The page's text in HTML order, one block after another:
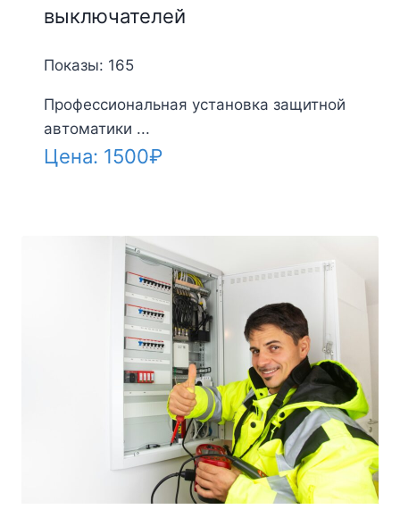
выключателей
Показы: 165
Профессиональная установка защитной
автоматики ...
Цена: 1500₽